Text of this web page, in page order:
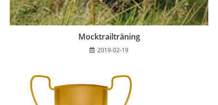
Mocktrailträning
2019-02-19